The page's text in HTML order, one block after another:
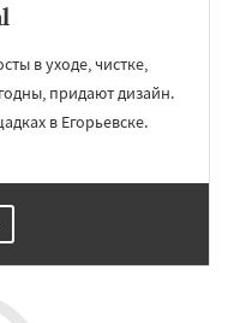
в уходе, чистке,
придают дизайн.
в Егорьевске.